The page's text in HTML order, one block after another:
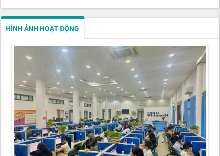
HÌNH ẢNH HOẠT ĐỘNG